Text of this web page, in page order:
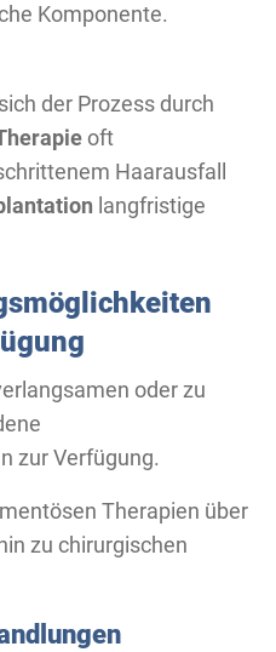
Komponente.
der Prozess durch
oft
Haarausfall
langfristige
oder zu
zur Verfügung.
Therapien über
zu chirurgischen